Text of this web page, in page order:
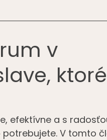
v
ktoré
efektívne a s
V tomto